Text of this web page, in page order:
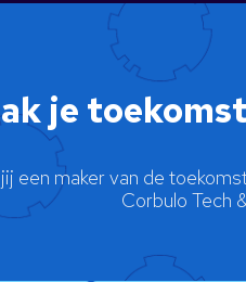
je toekomst
een maker van de
Corbulo Tech